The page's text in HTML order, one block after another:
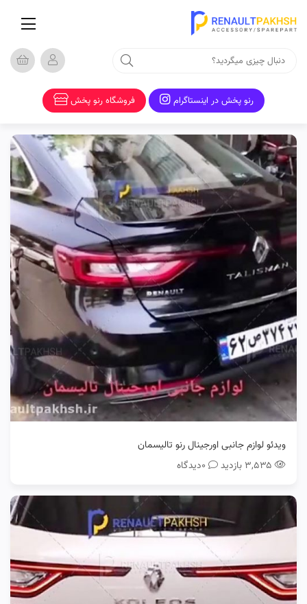
اصلی
ها
تماس
با
ما
تخفیف
خورده
وبلاگ
رنوپخش
رنو پخش در اینستاگرام فروشگاه رنو پخش
ویدئو لوازم جانبی اورجینال رنو تالیسمان
۳,۵۳۵ بازدید
0دیدگاه